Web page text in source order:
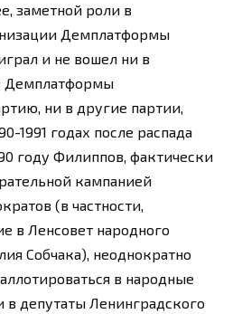
заметной роли в
Демплатформы
и не вошел ни в
Демплатформы
ни в другие партии,
1991 годах после распада
году Филиппов, фактически
кампанией
(в частности,
в Ленсовет народного
Собчака), неоднократно
в народные
в депутаты Ленинградского